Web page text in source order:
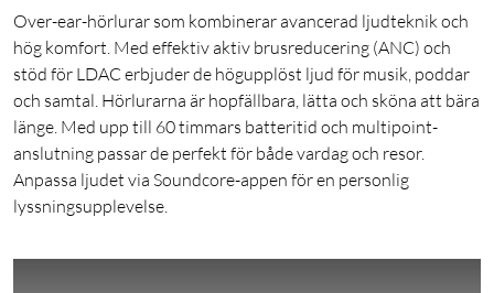
Over-ear-hörlurar som kombinerar avancerad ljudteknik och
hög komfort. Med effektiv aktiv brusreducering (ANC) och
stöd för LDAC erbjuder de högupplöst ljud för musik, poddar
och samtal. Hörlurarna är hopfällbara, lätta och sköna att bära
länge. Med upp till 60 timmars batteritid och multipoint-
anslutning passar de perfekt för både vardag och resor.
Anpassa ljudet via Soundcore-appen för en personlig
lyssningsupplevelse.